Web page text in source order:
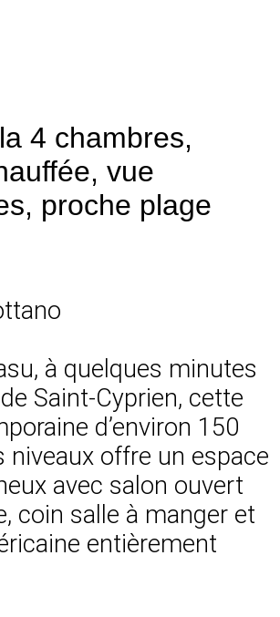
4 chambres,
vue
proche plage
à quelques minutes
Saint-Cyprien, cette
d’environ 150
niveaux offre un espace
avec salon ouvert
coin salle à manger et
entièrement